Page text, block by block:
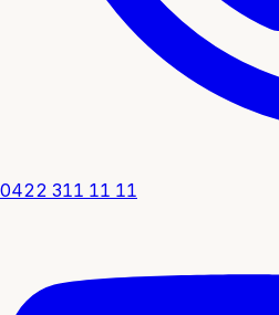
0422 311 11 11